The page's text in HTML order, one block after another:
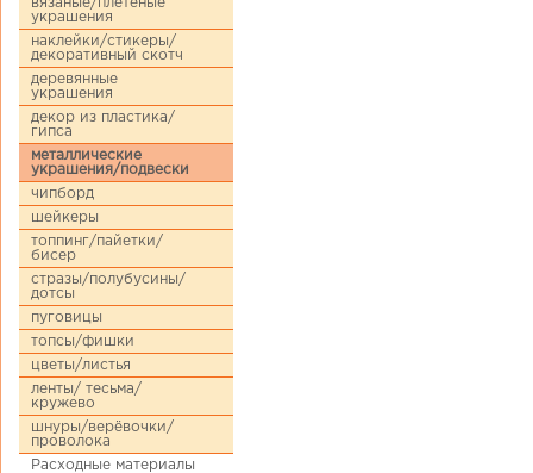
вязаные/плетёные
украшения
наклейки/стикеры/
декоративный скотч
деревянные
украшения
декор из пластика/
гипса
металлические
украшения/подвески
чипборд
шейкеры
топпинг/пайетки/
бисер
стразы/полубусины/
дотсы
пуговицы
топсы/фишки
цветы/листья
ленты/ тесьма/
кружево
шнуры/верёвочки/
проволока
Расходные материалы